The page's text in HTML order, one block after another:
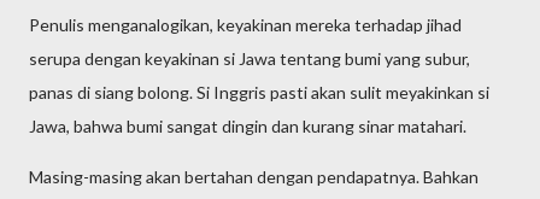
Penulis menganalogikan, keyakinan mereka terhadap jihad
serupa dengan keyakinan si Jawa tentang bumi yang subur,
panas di siang bolong. Si Inggris pasti akan sulit meyakinkan si
Jawa, bahwa bumi sangat dingin dan kurang sinar matahari.
Masing-masing akan bertahan dengan pendapatnya. Bahkan